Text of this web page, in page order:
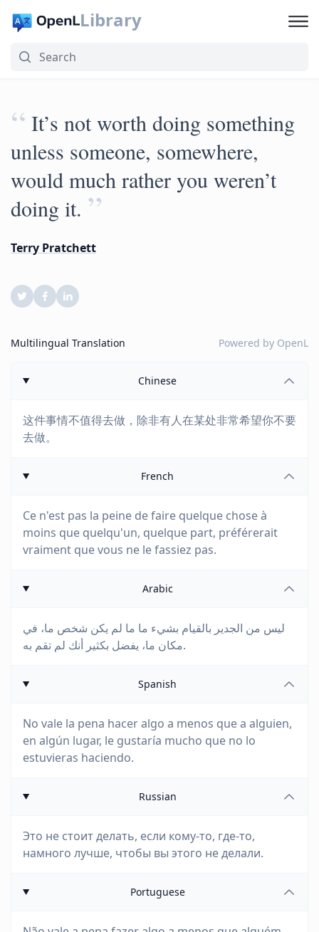
Library
“ It’s not worth doing something
unless someone, somewhere,
would much rather you weren’t
doing it. ”
Terry Pratchett
Multilingual Translation Powered by OpenL
Chinese
这件事情不值得去做，除非有人在某处非常希望你不要
去做。
French
Ce n'est pas la peine de faire quelque chose à
moins que quelqu'un, quelque part, préférerait
vraiment que vous ne le fassiez pas.
Arabic
ليس من الجدير بالقيام بشيء ما ما لم يكن شخص ما، في
مكان ما، يفضل بكثير أنك لم تقم به.
Spanish
No vale la pena hacer algo a menos que a alguien,
en algún lugar, le gustaría mucho que no lo
estuvieras haciendo.
Russian
Это не стоит делать, если кому-то, где-то,
намного лучше, чтобы вы этого не делали.
Portuguese